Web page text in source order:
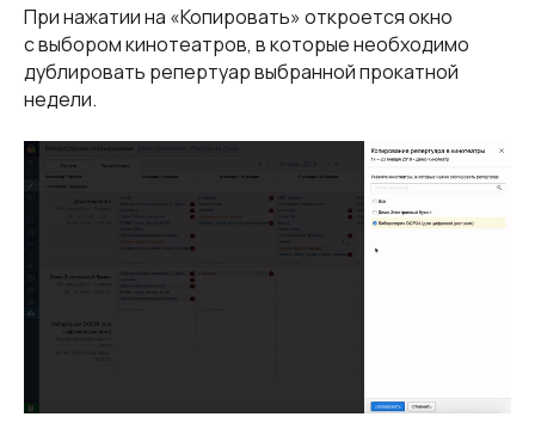
При нажатии на «Копировать» откроется окно
с выбором кинотеатров, в которые необходимо
дублировать репертуар выбранной прокатной
недели.